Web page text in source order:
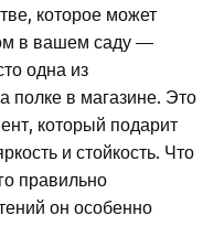
которое может
в вашем саду —
одна из
полке в магазине. Это
который подарит
и стойкость. Что
правильно
он особенно